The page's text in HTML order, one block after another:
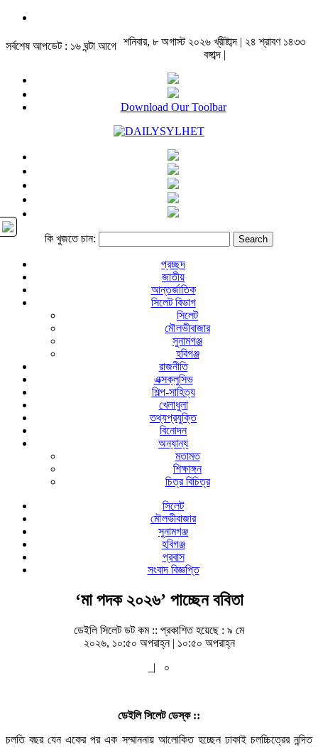
সর্বশেষ আপডেট : ১৬ ঘন্টা আগে শনিবার, ৮ অগাস্ট ২০২৬ খ্রীষ্টাব্দ | ২৪ শ্রাবণ ১৪৩৩
বঙ্গাব্দ |
Download Our Toolbar
কি খুজতে চান:
প্রচ্ছদ
জাতীয়
আন্তর্জাতিক
সিলেট বিভাগ
সিলেট
মৌলভীবাজার
সুনামগঞ্জ
হবিগঞ্জ
রাজনীতি
এক্সক্লুসিভ
শিল্প-সাহিত্য
খেলাধুলা
তথ্যপ্রযুক্তি
বিনোদন
অন্যান্য
মতামত
শিক্ষাঙ্গন
চিত্র বিচিত্র
সিলেট
মৌলভীবাজার
সুনামগঞ্জ
হবিগঞ্জ
প্রবাস
সংবাদ বিজ্ঞপ্তি
‘মা পদক ২০২৬’ পাচ্ছেন ববিতা
ডেইলি সিলেট ডট কম :: প্রকাশিত হয়েছে : ৯ মে
২০২৬, ১০:৫০ অপরাহ্ন | ১০:৫০ অপরাহ্ন
|
০
ডেইলি সিলেট ডেস্ক ::
চলতি বছর যেন একের পর এক সম্মাননায় আলোকিত হচ্ছেন ঢাকাই চলচ্চিত্রের নন্দিত